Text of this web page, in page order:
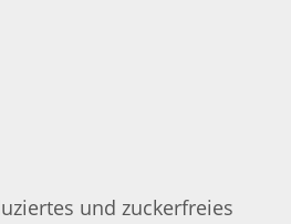
und zuckerfreies